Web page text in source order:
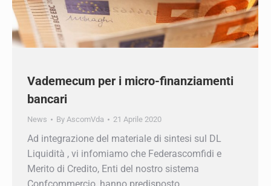
bancari
News ByAscomVda
Ad integrazione del materiale di sintesi sul DL
Liquidità , vi infomiamo che Federascomfidi e
Merito di Credito, Enti del nostro sistema
Confcommercio, hanno predisposto
un vademecum su come accedere ai